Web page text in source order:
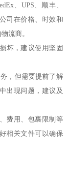
、UPS、顺丰、
司在价格、时效和
流商。
坏，建议使用坚固
，但需要提前了解
出现问题，建议及
费用、包裹限制等
相关文件可以确保